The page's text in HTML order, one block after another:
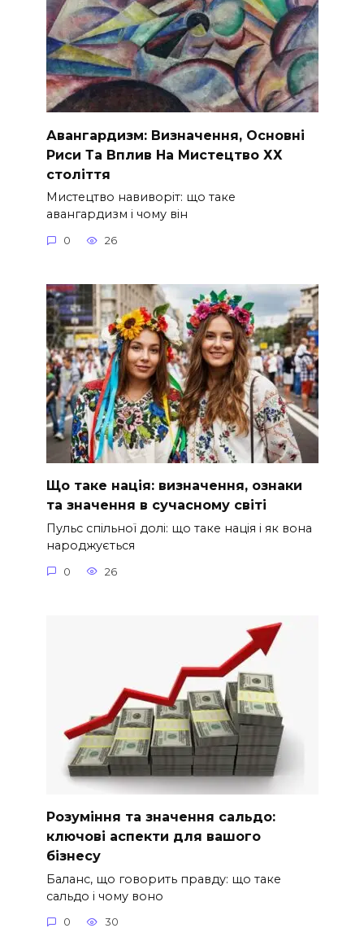
Авангардизм: Визначення, Основні
Риси Та Вплив На Мистецтво ХХ
століття
Мистецтво навиворіт: що таке
авангардизм і чому він
0 26
Що таке нація: визначення, ознаки
та значення в сучасному світі
Пульс спільної долі: що таке нація і як вона
народжується
0 26
Розуміння та значення сальдо:
ключові аспекти для вашого
бізнесу
Баланс, що говорить правду: що таке
сальдо і чому воно
0 30